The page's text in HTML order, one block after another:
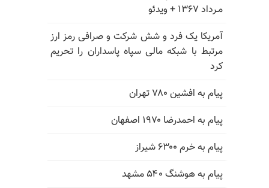
مـرداد ۱۳۶۷ + ویدئو
آمریکا یک فرد و شش شرکت و صرافی رمز ارز
مرتبط با شبکه مالی سپاه پاسداران را تحریم
کرد
پیام به افشین ۷۸۰ تهران
پیام به احمدرضا ۱۹۷۰ اصفهان
پیام به خرم ۶۳۰۰ شیراز
پیام به هوشنگ ۵۴۰ مشهد